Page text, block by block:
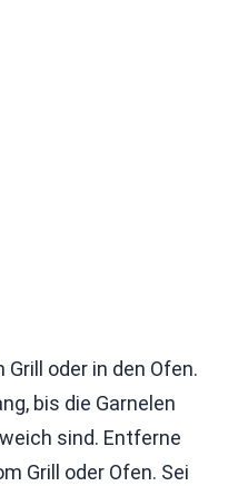
oder in den Ofen.
bis die Garnelen
sind. Entferne
Grill oder Ofen. Sei